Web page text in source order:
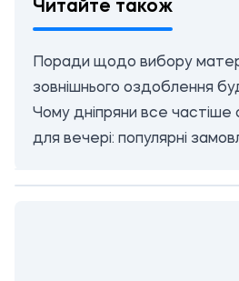
Читайте також
Поради щодо вибору
зовнішнього оздоблення
Чому дніпряни все частіше
для вечері: популярні